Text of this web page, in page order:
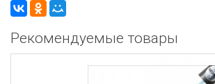
Рекомендуемые товары